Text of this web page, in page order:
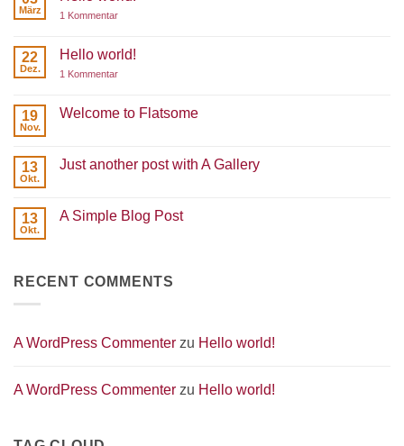
März 1 Kommentarzu
22
Dez.
Hello world!
1 Kommentarzu
19
Nov.
Welcome to Flatsome
Welcome
13
Okt.
Just another post with A Gallery
Just
Gallery
13
Okt.
A Simple Blog Post
Simple
RECENT COMMENTS
A WordPress Commenter zu Hello world!
A WordPress Commenter zu Hello world!